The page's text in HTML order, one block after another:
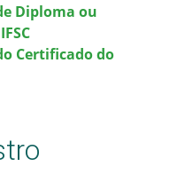
Diploma ou
Certificado do